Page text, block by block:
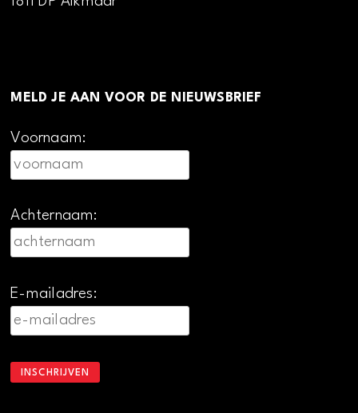
MELD JE AAN VOOR DE NIEUWSBRIEF
Voornaam:
Achternaam:
E-mailadres: